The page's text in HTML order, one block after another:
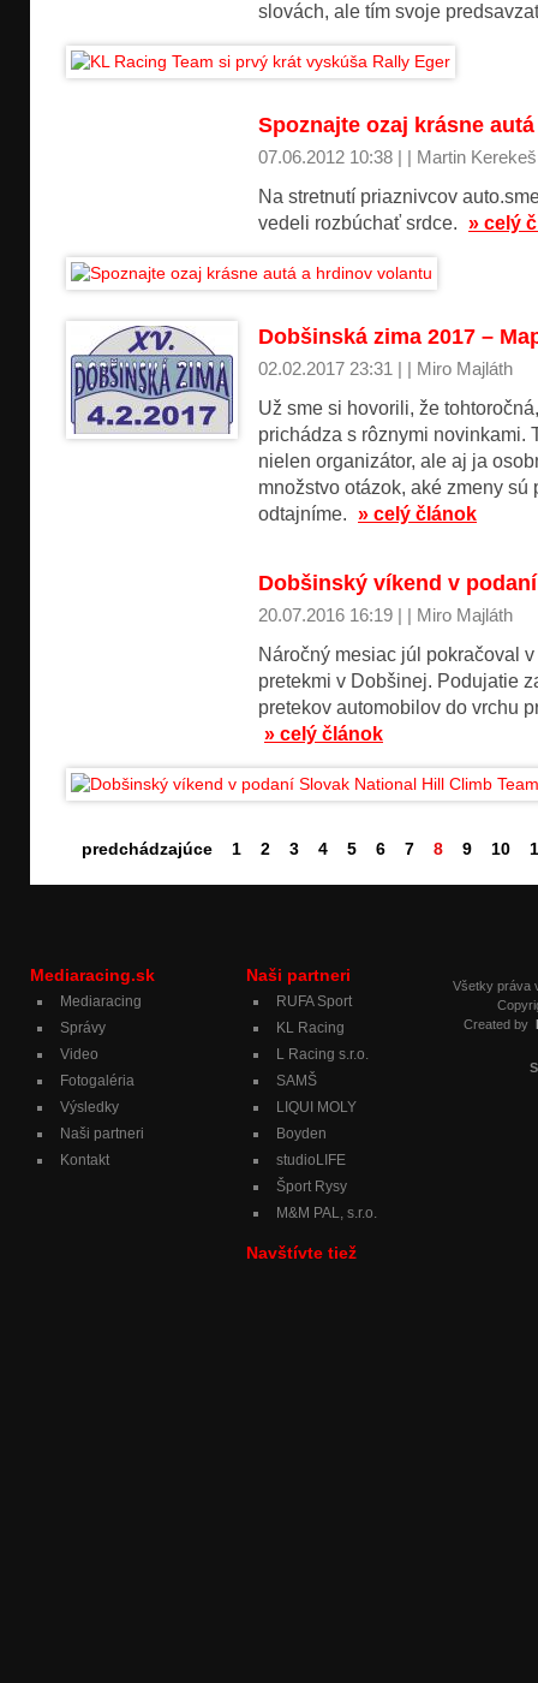
slovách, ale tím svoje
Spoznajte ozaj krásne
07.06.2012 10:38 | | Martin Kerekeš
Na stretnutí priaznivcov
vedeli rozbúchať srdce. » celý
Dobšinská zima 2017 –
02.02.2017 23:31 | | Miro Majláth
Už sme si hovorili, že
prichádza s rôznymi novinkami.
nielen organizátor, ale aj ja
množstvo otázok, aké zmeny
odtajníme. » celý článok
Dobšinský víkend v
20.07.2016 16:19 | | Miro Majláth
Náročný mesiac júl pokračoval
pretekmi v Dobšinej. Podujatie
pretekov automobilov do vrchu
» celý článok
predchádzajúce 1 2 3 4 5 6 7 8 9 10
Mediaracing.sk
Mediaracing
Správy
Video
Fotogaléria
Výsledky
Naši partneri
Kontakt
Všetky práva
Created by
Naši partneri
RUFA Sport
KL Racing
L Racing s.r.o.
SAMŠ
LIQUI MOLY
Boyden
studioLIFE
Šport Rysy
M&M PAL, s.r.o.
Navštívte tiež